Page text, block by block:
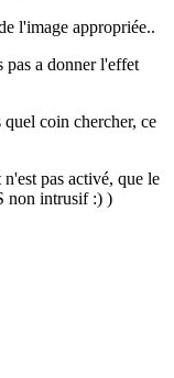
l'image appropriée..
pas a donner l'effet
coin chercher, ce
pas activé, que le
non intrusif :) )